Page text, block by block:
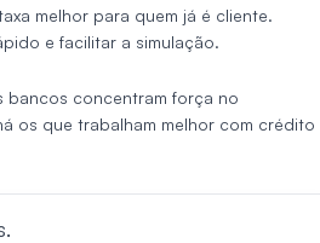
melhor para quem já é cliente.
e facilitar a simulação.
bancos concentram força no
os que trabalham melhor com crédito